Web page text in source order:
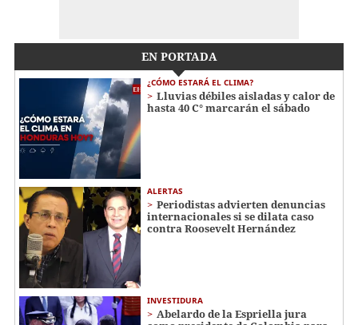
EN PORTADA
¿CÓMO ESTARÁ EL CLIMA?
Lluvias débiles aisladas y calor de
hasta 40 C° marcarán el sábado
ALERTAS
Periodistas advierten denuncias
internacionales si se dilata caso
contra Roosevelt Hernández
INVESTIDURA
Abelardo de la Espriella jura